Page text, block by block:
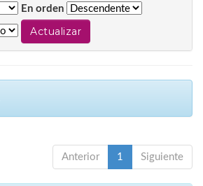
En orden
Anterior 1 Siguiente